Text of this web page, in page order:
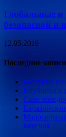
Глобальные и
безопасной и
12.05.2019
Последние записи
Бастурма
Клубника в
Сало
вкусная